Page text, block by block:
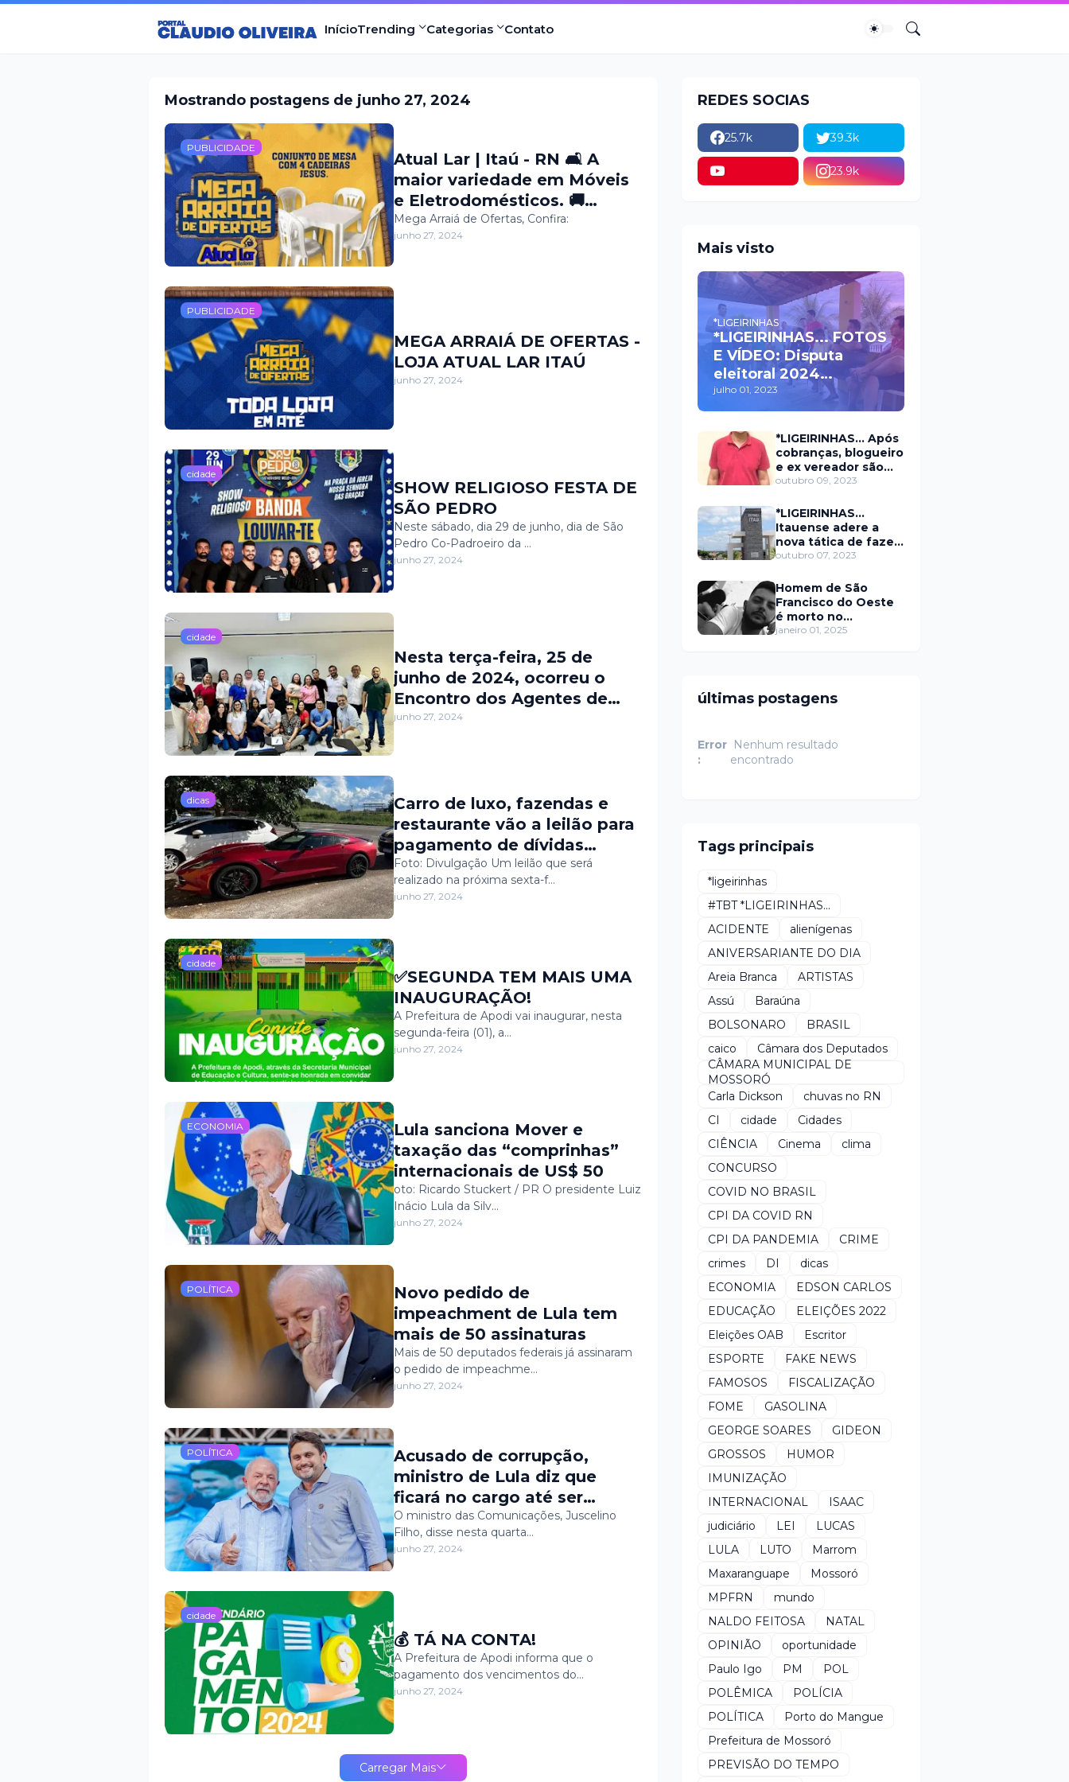
InícioTrending Categorias Contato
Mostrando postagens de junho 27, 2024
PUBLICIDADE
Atual Lar | Itaú - RN 🛋️ A
maior variedade em Móveis
e Eletrodomésticos. 🚚
Entrega e montagem grátis
para toda região.
Mega Arraiá de Ofertas, Confira:
junho 27, 2024
PUBLICIDADE
MEGA ARRAIÁ DE OFERTAS -
LOJA ATUAL LAR ITAÚ
junho 27, 2024
cidade
SHOW RELIGIOSO FESTA DE
SÃO PEDRO
Neste sábado, dia 29 de junho, dia de São
Pedro Co-Padroeiro da …
junho 27, 2024
cidade
Nesta terça-feira, 25 de
junho de 2024, ocorreu o
Encontro dos Agentes de
Desenvolvimento,
Pau dos Ferros/RN,
contando com o tema:
CONHECIMENTO
COMPARTILHADO, SUCESSO
MULTIPLICADO, visando
aperfeiçoar cada vez mais a
eficiência dos atendimentos
Empreendedor, foi um
espaço destinado a apoiar
os pequenos negócios e
fortalecer a economia dos
municípios.
junho 27, 2024
dicas
Carro de luxo, fazendas e
restaurante vão a leilão para
pagamento de dívidas
trabalhistas no RN; saiba
como participar
Foto: Divulgação Um leilão que será
realizado na próxima sexta-f…
junho 27, 2024
cidade
✅SEGUNDA TEM MAIS UMA
INAUGURAÇÃO!
A Prefeitura de Apodi vai inaugurar, nesta
segunda-feira (01), a…
junho 27, 2024
ECONOMIA
Lula sanciona Mover e
taxação das “comprinhas”
internacionais de US$ 50
oto: Ricardo Stuckert / PR O presidente Luiz
Inácio Lula da Silv…
junho 27, 2024
POLÍTICA
Novo pedido de
impeachment de Lula tem
mais de 50 assinaturas
Mais de 50 deputados federais já assinaram
o pedido de impeachme…
junho 27, 2024
POLÍTICA
Acusado de corrupção,
ministro de Lula diz que
ficará no cargo até ser
demitido
O ministro das Comunicações, Juscelino
Filho, disse nesta quarta…
junho 27, 2024
cidade
💰 TÁ NA CONTA!
A Prefeitura de Apodi informa que o
pagamento dos vencimentos do…
junho 27, 2024
Carregar Mais
REDES SOCIAS
25.7k 39.3k
23.9k
Mais visto
*LIGEIRINHAS
*LIGEIRINHAS... FOTOS
E VÍDEO: Disputa
eleitoral 2024
movimenta políticos
da oposição em Itaú na
escolha do candidato
a prefeito
julho 01, 2023
*LIGEIRINHAS... Após
cobranças, blogueiro
e ex vereador são
xingados pelo
prefeitura de Itaú
outubro 09, 2023
*LIGEIRINHAS...
Itauense adere a
nova tática de fazer
exame através de
outubro 07, 2023
Homem de São
Francisco do Oeste
é morto no
município de
janeiro 01, 2025
últimas postagens
Error
:
Nenhum resultado
encontrado
Tags principais
*ligeirinhas
#TBT *LIGEIRINHAS...
ACIDENTE
alienígenas
ANIVERSARIANTE DO DIA
Areia Branca
ARTISTAS
Assú
Baraúna
BOLSONARO
BRASIL
caico
Câmara dos Deputados
CÂMARA MUNICIPAL DE
MOSSORÓ
Carla Dickson
chuvas no RN
CI
cidade
Cidades
CIÊNCIA
Cinema
clima
CONCURSO
COVID NO BRASIL
CPI DA COVID RN
CPI DA PANDEMIA
CRIME
crimes
DI
dicas
ECONOMIA
EDSON CARLOS
EDUCAÇÃO
ELEIÇÕES 2022
Eleições OAB
Escritor
ESPORTE
FAKE NEWS
FAMOSOS
FISCALIZAÇÃO
FOME
GASOLINA
GEORGE SOARES
GIDEON
GROSSOS
HUMOR
IMUNIZAÇÃO
INTERNACIONAL
ISAAC
judiciário
LEI
LUCAS
LULA
LUTO
Marrom
Maxaranguape
Mossoró
MPFRN
mundo
NALDO FEITOSA
NATAL
OPINIÃO
oportunidade
Paulo Igo
PM
POL
POLÊMICA
POLÍCIA
POLÍTICA
Porto do Mangue
Prefeitura de Mossoró
PREVISÃO DO TEMPO